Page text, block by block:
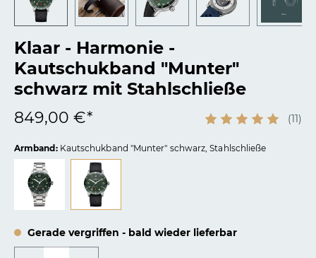
Klaar - Harmonie -
Kautschukband "Munter"
schwarz mit Stahlschließe
849,00 €* (11)
Armband: Kautschukband "Munter" schwarz, Stahlschließe
Gerade vergriffen - bald wieder lieferbar